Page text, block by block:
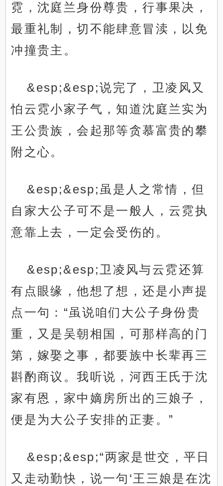
霓，沈庭兰身份尊贵，行事果决，
最重礼制，切不能肆意冒渎，以免
冲撞贵主。
&esp;&esp;说完了，卫凌风又
怕云霓小家子气，知道沈庭兰实为
王公贵族，会起那等贪慕富贵的攀
附之心。
&esp;&esp;虽是人之常情，但
自家大公子可不是一般人，云霓执
意靠上去，一定会受伤的。
&esp;&esp;卫凌风与云霓还算
有点眼缘，他想了想，还是小声提
点一句：“虽说咱们大公子身份贵
重，又是吴朝相国，可那样高的门
第，嫁娶之事，都要族中长辈再三
斟酌商议。我听说，河西王氏于沈
家有恩，家中嫡房所出的三娘子，
便是为大公子安排的正妻。”
&esp;&esp;“两家是世交，平日
又走动勤快，说一句‘王三娘是在沈